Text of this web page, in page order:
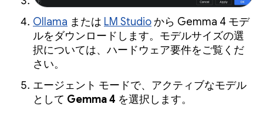
Ollama または LM Studioから Gemma 4 モデ
ルをダウンロードします。モデルサイズの選
択については、ハードウェア要件をご覧くだ
さい。
エージェント モードで、アクティブなモデル
として Gemma 4 を選択します。